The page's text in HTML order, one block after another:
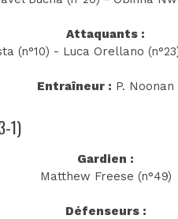
Attaquants :
(n°10) - Luca Orellano
Entraîneur : P. Noonan
1)
Gardien :
Matthew Freese (n°49)
Défenseurs :